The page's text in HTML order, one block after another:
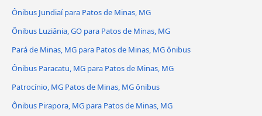
Ônibus Jundiaí para Patos de Minas, MG
Ônibus Luziânia, GO para Patos de Minas, MG
Pará de Minas, MG para Patos de Minas, MG ônibus
Ônibus Paracatu, MG para Patos de Minas, MG
Patrocínio, MG Patos de Minas, MG ônibus
Ônibus Pirapora, MG para Patos de Minas, MG